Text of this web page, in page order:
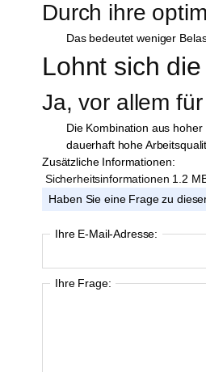
Durch ihre
Das bedeutet weniger
Lohnt sich
Ja, vor allem
Die Kombination aus
dauerhaft hohe
Zusätzliche Informationen:
Sicherheitsinformationen 1.2
Haben Sie eine Frage zu
Ihre E-Mail-Adresse:
Ihre Frage: